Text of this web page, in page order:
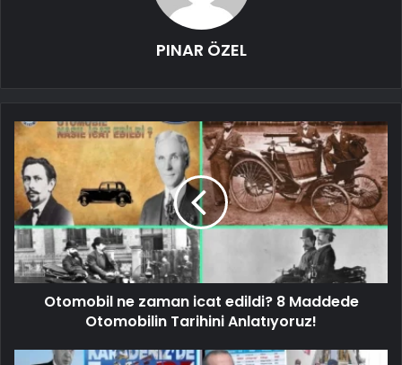
PINAR ÖZEL
Otomobil ne zaman icat edildi? 8 Maddede
Otomobilin Tarihini Anlatıyoruz!